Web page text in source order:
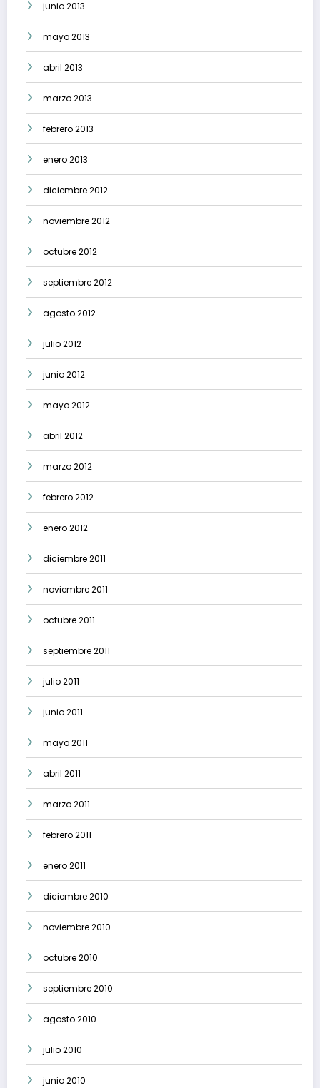
junio 2013
mayo 2013
abril 2013
marzo 2013
febrero 2013
enero 2013
diciembre 2012
noviembre 2012
octubre 2012
septiembre 2012
agosto 2012
julio 2012
junio 2012
mayo 2012
abril 2012
marzo 2012
febrero 2012
enero 2012
diciembre 2011
noviembre 2011
octubre 2011
septiembre 2011
julio 2011
junio 2011
mayo 2011
abril 2011
marzo 2011
febrero 2011
enero 2011
diciembre 2010
noviembre 2010
octubre 2010
septiembre 2010
agosto 2010
julio 2010
junio 2010